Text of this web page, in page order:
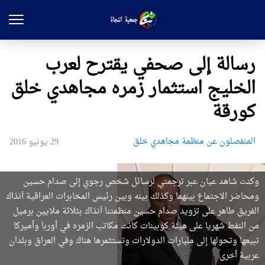
رسالة إلى صحفي يقترح لعرب
الخليج استثمار زمره مجاهدي خلق
كورقة
المنفصلون عن منظمة مجاهدي خلق 29 يونيو 2016
وكنت شاهد عيان عبر ترجمتي لرسائل شخص رجوي إلى صدام حسين
ومحاضر الاجتماع بينهما وكذلك بينه وبين رئيس المخابرات العراقية آنذاك
الفريق طاهر على تزويد صدام حسين منظمتنا آنذاك بثلاثة ملايين برميل
من النفط شهريا على هيئة كوبينات كانت مكاتب الزمره في أوربا وأميركا
تبيعها وتحولها إلى مليارات الدولارات وتستثمرها هناك وفي العراق وبلدان
عربية أخرى